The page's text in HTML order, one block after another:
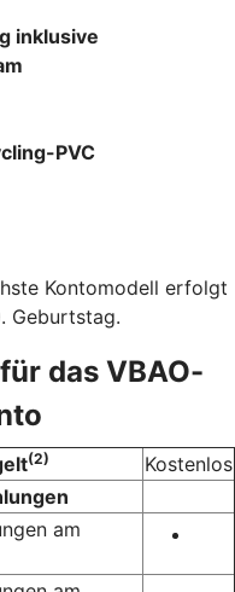
inklusive
PVC
Kontomodell erfolgt
Geburtstag.
das VBAO-
(2)
Kostenlos
am